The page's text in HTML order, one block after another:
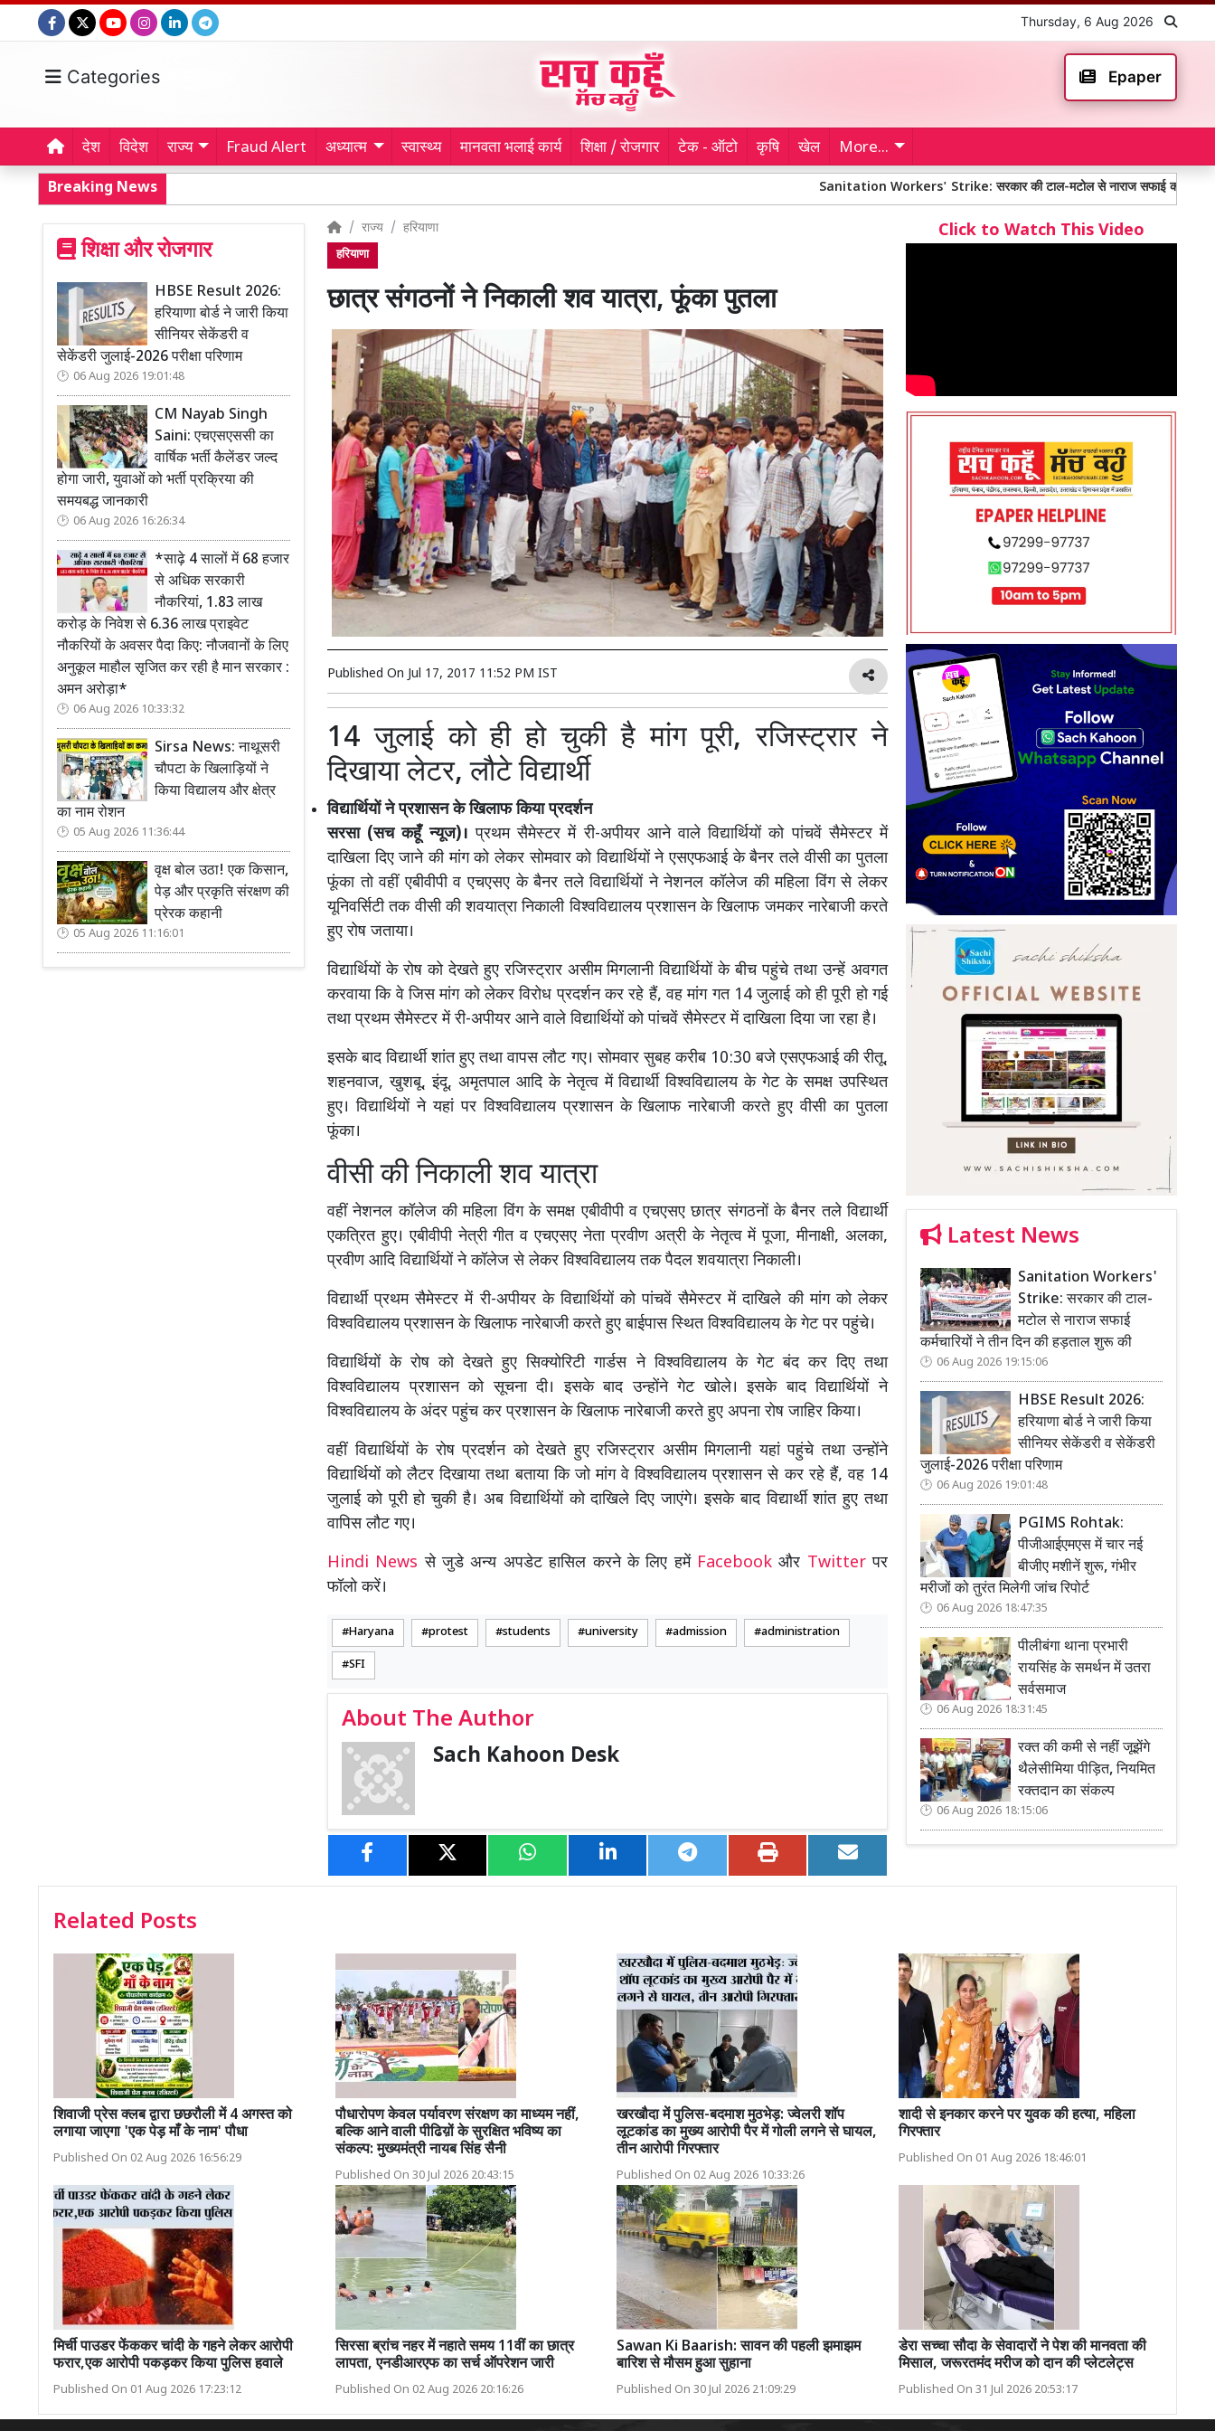
Thursday, 6 Aug 2026
Categories Epaper
देश विदेश राज्य Fraud Alert अध्यात्म स्वास्थ्य मानवता भलाई कार्य शिक्षा / रोजगार टेक - ऑटो कृषि खेल More...
Breaking News Sanitation Workers' Strike: सरकार की टाल-मटोल से नाराज सफाई कर्मचारियों ने तीन दिन
शिक्षा और रोजगार
HBSE Result 2026:
हरियाणा बोर्ड ने जारी किया
सीनियर सेकेंडरी व
सेकेंडरी जुलाई-2026 परीक्षा परिणाम
06 Aug 2026 19:01:48
CM Nayab Singh
Saini: एचएसएससी का
वार्षिक भर्ती कैलेंडर जल्द
होगा जारी, युवाओं को भर्ती प्रक्रिया की
समयबद्ध जानकारी
06 Aug 2026 16:26:34
*साढ़े 4 सालों में 68 हजार
से अधिक सरकारी
नौकरियां, 1.83 लाख
करोड़ के निवेश से 6.36 लाख प्राइवेट
नौकरियों के अवसर पैदा किए: नौजवानों के लिए
अनुकूल माहौल सृजित कर रही है मान सरकार :
अमन अरोड़ा*
06 Aug 2026 10:33:32
Sirsa News: नाथूसरी
चौपटा के खिलाड़ियों ने
किया विद्यालय और क्षेत्र
का नाम रोशन
05 Aug 2026 11:36:44
वृक्ष बोल उठा! एक किसान,
पेड़ और प्रकृति संरक्षण की
प्रेरक कहानी
05 Aug 2026 11:16:01
राज्य हरियाणा
हरियाणा
छात्र संगठनों ने निकाली शव यात्रा, फूंका पुतला
Published On Jul 17, 2017 11:52 PM IST
14 जुलाई को ही हो चुकी है मांग पूरी, रजिस्ट्रार ने
दिखाया लेटर, लौटे विद्यार्थी
विद्यार्थियों ने प्रशासन के खिलाफ किया प्रदर्शन
सरसा (सच कहूँ न्यूज)। प्रथम सैमेस्टर में री-अपीयर आने वाले विद्यार्थियों को पांचवें सैमेस्टर में
दाखिला दिए जाने की मांग को लेकर सोमवार को विद्यार्थियों ने एसएफआई के बैनर तले वीसी का पुतला
फूंका तो वहीं एबीवीपी व एचएसए के बैनर तले विद्यार्थियों ने नेशनल कॉलेज की महिला विंग से लेकर
यूनिवर्सिटी तक वीसी की शवयात्रा निकाली विश्वविद्यालय प्रशासन के खिलाफ जमकर नारेबाजी करते
हुए रोष जताया।
विद्यार्थियों के रोष को देखते हुए रजिस्ट्रार असीम मिगलानी विद्यार्थियों के बीच पहुंचे तथा उन्हें अवगत
करवाया कि वे जिस मांग को लेकर विरोध प्रदर्शन कर रहे हैं, वह मांग गत 14 जुलाई को ही पूरी हो गई
तथा प्रथम सैमेस्टर में री-अपीयर आने वाले विद्यार्थियों को पांचवें सैमेस्टर में दाखिला दिया जा रहा है।
इसके बाद विद्यार्थी शांत हुए तथा वापस लौट गए। सोमवार सुबह करीब 10:30 बजे एसएफआई की रीतू,
शहनवाज, खुशबू, इंदू, अमृतपाल आदि के नेतृत्व में विद्यार्थी विश्वविद्यालय के गेट के समक्ष उपस्थित
हुए। विद्यार्थियों ने यहां पर विश्वविद्यालय प्रशासन के खिलाफ नारेबाजी करते हुए वीसी का पुतला
फूंका।
वीसी की निकाली शव यात्रा
वहीं नेशनल कॉलेज की महिला विंग के समक्ष एबीवीपी व एचएसए छात्र संगठनों के बैनर तले विद्यार्थी
एकत्रित हुए। एबीवीपी नेत्री गीत व एचएसए नेता प्रवीण अत्री के नेतृत्व में पूजा, मीनाक्षी, अलका,
प्रवीण आदि विद्यार्थियों ने कॉलेज से लेकर विश्वविद्यालय तक पैदल शवयात्रा निकाली।
विद्यार्थी प्रथम सैमेस्टर में री-अपीयर के विद्यार्थियों को पांचवें सैमेस्टर में दाखिले की मांग को लेकर
विश्वविद्यालय प्रशासन के खिलाफ नारेबाजी करते हुए बाईपास स्थित विश्वविद्यालय के गेट पर पहुंचे।
विद्यार्थियों के रोष को देखते हुए सिक्योरिटी गार्डस ने विश्वविद्यालय के गेट बंद कर दिए तथा
विश्वविद्यालय प्रशासन को सूचना दी। इसके बाद उन्होंने गेट खोले। इसके बाद विद्यार्थियों ने
विश्वविद्यालय के अंदर पहुंच कर प्रशासन के खिलाफ नारेबाजी करते हुए अपना रोष जाहिर किया।
वहीं विद्यार्थियों के रोष प्रदर्शन को देखते हुए रजिस्ट्रार असीम मिगलानी यहां पहुंचे तथा उन्होंने
विद्यार्थियों को लैटर दिखाया तथा बताया कि जो मांग वे विश्वविद्यालय प्रशासन से कर रहे हैं, वह 14
जुलाई को पूरी हो चुकी है। अब विद्यार्थियों को दाखिले दिए जाएंगे। इसके बाद विद्यार्थी शांत हुए तथा
वापिस लौट गए।
Hindi Newsसे जुडे अन्य अपडेट हासिल करने के लिए हमें Facebookऔर Twitterपर
फॉलो करें।
Haryana protest students university admission administration
SFI
About The Author
Sach Kahoon Desk
Click to Watch This Video
Latest News
Sanitation Workers'
Strike: सरकार की टाल-
मटोल से नाराज सफाई
कर्मचारियों ने तीन दिन की हड़ताल शुरू की
06 Aug 2026 19:15:06
HBSE Result 2026:
हरियाणा बोर्ड ने जारी किया
सीनियर सेकेंडरी व सेकेंडरी
जुलाई-2026 परीक्षा परिणाम
06 Aug 2026 19:01:48
PGIMS Rohtak:
पीजीआईएमएस में चार नई
बीजीए मशीनें शुरू, गंभीर
मरीजों को तुरंत मिलेगी जांच रिपोर्ट
06 Aug 2026 18:47:35
पीलीबंगा थाना प्रभारी
रायसिंह के समर्थन में उतरा
सर्वसमाज
06 Aug 2026 18:31:45
रक्त की कमी से नहीं जूझेंगे
थैलेसीमिया पीड़ित, नियमित
रक्तदान का संकल्प
06 Aug 2026 18:15:06
Related Posts
शिवाजी प्रेस क्लब द्वारा छछरौली में 4 अगस्त को
लगाया जाएगा 'एक पेड़ माँ के नाम' पौधा
Published On 02 Aug 2026 16:56:29
पौधारोपण केवल पर्यावरण संरक्षण का माध्यम नहीं,
बल्कि आने वाली पीढिय़ों के सुरक्षित भविष्य का
संकल्प: मुख्यमंत्री नायब सिंह सैनी
Published On 30 Jul 2026 20:43:15
खरखौदा में पुलिस-बदमाश मुठभेड़: ज्वेलरी शॉप
लूटकांड का मुख्य आरोपी पैर में गोली लगने से घायल,
तीन आरोपी गिरफ्तार
Published On 02 Aug 2026 10:33:26
शादी से इनकार करने पर युवक की हत्या, महिला
गिरफ्तार
Published On 01 Aug 2026 18:46:01
मिर्ची पाउडर फेंककर चांदी के गहने लेकर आरोपी
फरार,एक आरोपी पकड़कर किया पुलिस हवाले
Published On 01 Aug 2026 17:23:12
सिरसा ब्रांच नहर में नहाते समय 11वीं का छात्र
लापता, एनडीआरएफ का सर्च ऑपरेशन जारी
Published On 02 Aug 2026 20:16:26
Sawan Ki Baarish: सावन की पहली झमाझम
बारिश से मौसम हुआ सुहाना
Published On 30 Jul 2026 21:09:29
डेरा सच्चा सौदा के सेवादारों ने पेश की मानवता की
मिसाल, जरूरतमंद मरीज को दान की प्लेटलेट्स
Published On 31 Jul 2026 20:53:17